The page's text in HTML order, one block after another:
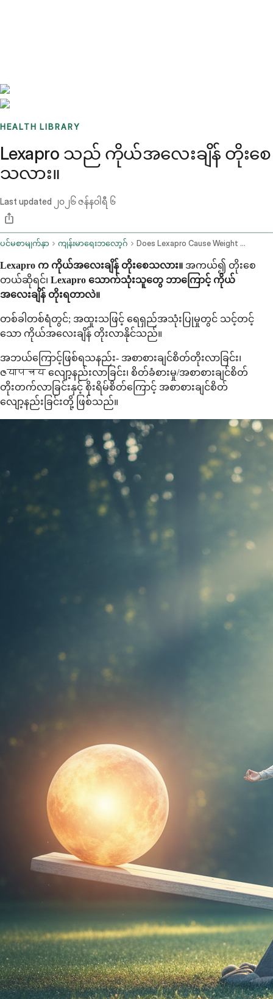
HEALTH LIBRARY
Lexapro သည် ကိုယ်အလေးချိန် တိုးစေ
သလား။
Last updated ၂၀၂၆ ဇန်နဝါရီ ၆
ပင်မစာမျက်နှာ ကျန်းမာရေးဘလော့ဂ် Does Lexapro Cause Weight Gain
Lexapro က ကိုယ်အလေးချိန် တိုးစေသလား။ အကယ်၍ တိုးစေ
တယ်ဆိုရင်၊ Lexapro သောက်သုံးသူတွေ ဘာကြောင့် ကိုယ်
အလေးချိန် တိုးရတာလဲ။
တစ်ခါတစ်ရံတွင်; အထူးသဖြင့် ရေရှည်အသုံးပြုမှုတွင် သင့်တင့်
သော ကိုယ်အလေးချိန် တိုးလာနိုင်သည်။
အဘယ်ကြောင့်ဖြစ်ရသနည်း- အစာစားချင်စိတ်တိုးလာခြင်း၊
ဇयापचय လျော့နည်းလာခြင်း၊ စိတ်ခံစားမှု/အစာစားချင်စိတ်
တိုးတက်လာခြင်းနှင့် စိုးရိမ်စိတ်ကြောင့် အစာစားချင်စိတ်
လျော့နည်းခြင်းတို့ ဖြစ်သည်။